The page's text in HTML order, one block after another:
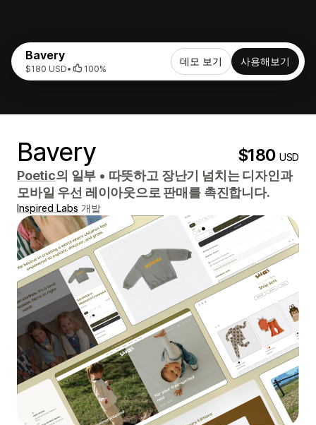
Bavery
$180 USD• 100%
데모 보기 사용해보기
Bavery $180USD
Poetic의 일부 • 따뜻하고 장난기 넘치는 디자인과
모바일 우선 레이아웃으로 판매를 촉진합니다.
Inspired Labs 개발